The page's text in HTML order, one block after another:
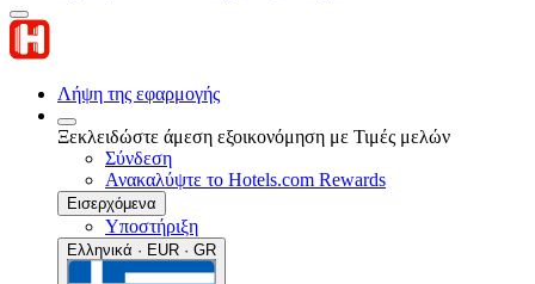
Λήψη της εφαρμογής
Ξεκλειδώστε άμεση εξοικονόμηση με Τιμές μελών
Σύνδεση
Ανακαλύψτε το Hotels.com Rewards
Εισερχόμενα
Υποστήριξη
Ελληνικά · EUR · GR